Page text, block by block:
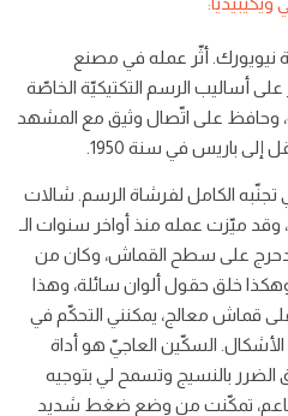
نيويورك. أثّر عمله في مصنع
أساليب الرسم التكتيكيّة الخاصّة
وحافظ على اتّصال وثيق مع المشهد
إلى باريس في سنة 1950.
تجنّبه الكامل لفرشاة الرسم. شالات
وقد ميّزت عمله منذ أواخر سنوات الـ
يتدحرج على سطح القماش، وكان من
خلق حقول ألوان سائلة، وهذا
قماش معالج، يمكنني التحكّم في
السكّين العاجيّ هو أداة
بالنسيج وتسمح لي بتوجيه
تمكّنت من وضع ضغط شديد